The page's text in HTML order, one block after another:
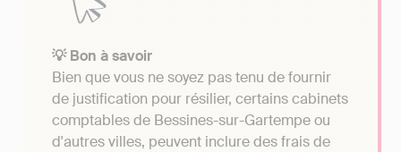
💡 Bon à savoir
Bien que vous ne soyez pas tenu de fournir
de justification pour résilier, certains cabinets
comptables de Bessines-sur-Gartempe ou
d'autres villes, peuvent inclure des frais de